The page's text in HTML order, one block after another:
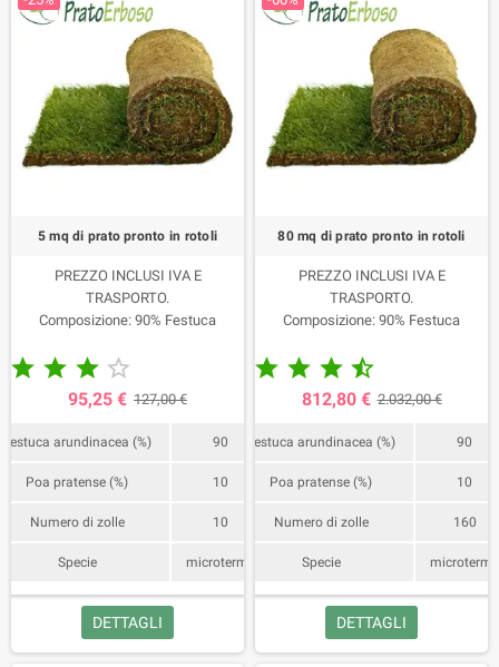
5 mq di prato pronto in rotoli
PREZZO INCLUSI IVA E
TRASPORTO.
Composizione: 90% Festuca
Bancale da 5 mq, 10 rotoli.
in 5/6 giorni dall'ordine e 24/48 ore
dalla raccolta, previa
comunicazione del nostro ufficio
consegne.
   
95,25 € 127,00 €
Festuca arundinacea (%) 90
Poa pratense (%) 10
Numero di zolle 10
Specie microterma
DETTAGLI
80 mq di prato pronto in rotoli
PREZZO INCLUSI IVA E
TRASPORTO.
Composizione: 90% Festuca
N. 2 bancali da 40 mq, 160 rotoli.
in 5/6 giorni dall'ordine e 24/48 ore
dalla raccolta, previa
comunicazione del nostro ufficio
consegne.
   
812,80 € 2.032,00 €
Festuca arundinacea (%) 90
Poa pratense (%) 10
Numero di zolle 160
Specie microterma
DETTAGLI